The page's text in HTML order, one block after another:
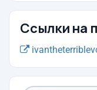
Ссылки на